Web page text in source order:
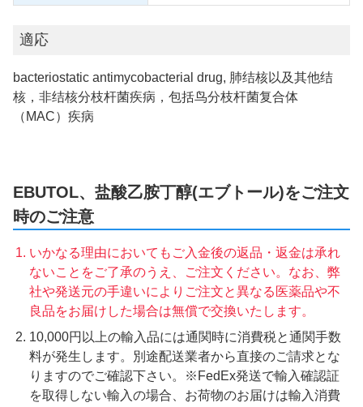
適応
bacteriostatic antimycobacterial drug, 肺结核以及其他结
核，非结核分枝杆菌疾病，包括鸟分枝杆菌复合体
（MAC）疾病
EBUTOL、盐酸乙胺丁醇(エブトール)をご注文
時のご注意
いかなる理由においてもご入金後の返品・返金は承れ
ないことをご了承のうえ、ご注文ください。なお、弊
社や発送元の手違いによりご注文と異なる医薬品や不
良品をお届けした場合は無償で交換いたします。
10,000円以上の輸入品には通関時に消費税と通関手数
料が発生します。別途配送業者から直接のご請求とな
りますのでご確認下さい。※FedEx発送で輸入確認証
を取得しない輸入の場合、お荷物のお届けは輸入消費